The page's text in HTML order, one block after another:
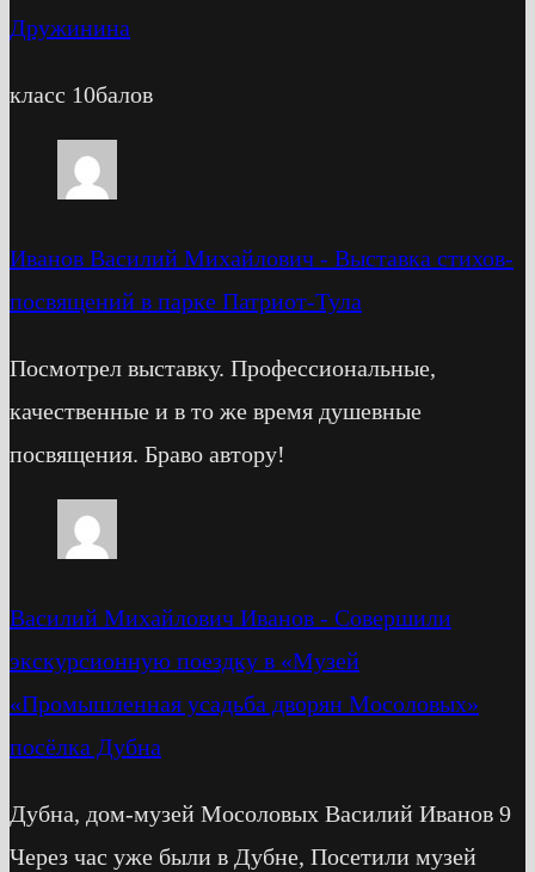
Дружинина
класс 10балов
Иванов Василий Михайлович - Выставка стихов-
посвящений в парке Патриот-Тула
Посмотрел выставку. Профессиональные,
качественные и в то же время душевные
посвящения. Браво автору!
Василий Михайлович Иванов - Cовершили
экскурсионную поездку в «Музей
«Промышленная усадьба дворян Мосоловых»
посёлка Дубна
Дубна, дом-музей Мосоловых Василий Иванов 9
Через час уже были в Дубне, Посетили музей